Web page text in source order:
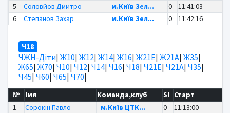
5
Соловйов Дмитро м.Київ Зел... 0
11:41:03
6
Степанов Захар м.Київ Зел... 0 11:42:16
Ч18
ЧЖН-Діти| Ж10| Ж12| Ж14| Ж16| Ж21Е| Ж21А| Ж35|
Ж65| Ж70| Ч10| Ч12| Ч14| Ч16| Ч18| Ч21Е| Ч21А| Ч35|
Ч45| Ч60| Ч65| Ч70|
№ Імя Команда,клуб SI
Старт
1
Сорокін Павло м.Київ ЦТК... 0
11:13:00